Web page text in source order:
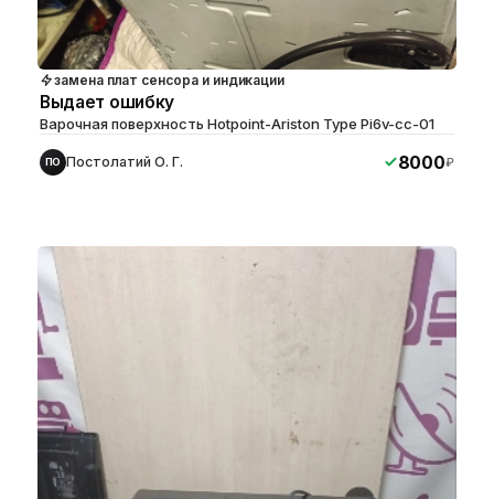
замена плат сенсора и индикации
Выдает ошибку
Варочная поверхность Hotpoint-Ariston Type Pi6v-cc-01
ПО Постолатий О. Г. 8000₽